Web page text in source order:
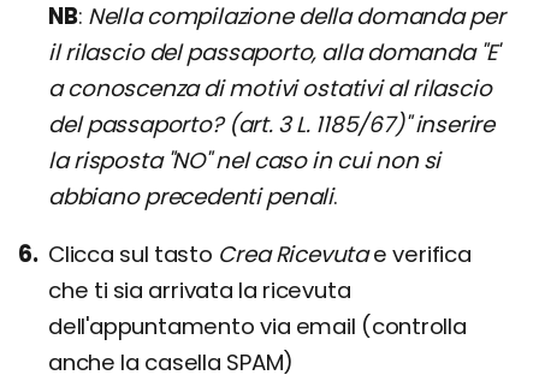
NB: Nella compilazione della domanda per
il rilascio del passaporto, alla domanda "E'
a conoscenza di motivi ostativi al rilascio
del passaporto? (art. 3 L. 1185/67)" inserire
la risposta "NO" nel caso in cui non si
abbiano precedenti penali.
Clicca sul tasto Crea Ricevutae verifica
che ti sia arrivata la ricevuta
dell'appuntamento via email (controlla
anche la casella SPAM)